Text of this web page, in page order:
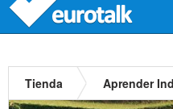
Tienda Aprender